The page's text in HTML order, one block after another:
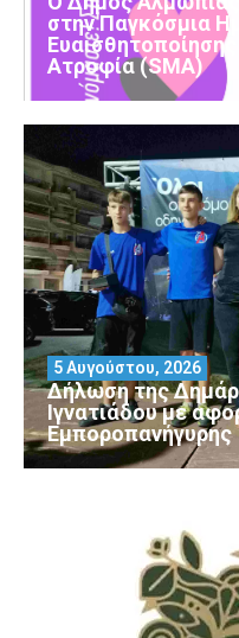
στην Παγκόσμια
Ατροφία (SMA)
Δήλωση της
Ιγνατιάδου με
Εμποροπανήγυρης
5 Αυγούστου, 2026